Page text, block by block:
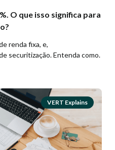
O que isso significa para
renda fixa, e,
securitização. Entenda como.
VERT Explains